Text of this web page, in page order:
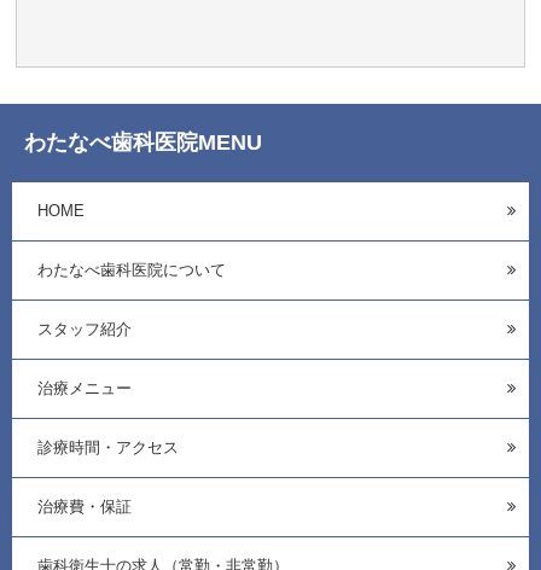
わたなべ歯科医院MENU
HOME
わたなべ歯科医院について
スタッフ紹介
治療メニュー
診療時間・アクセス
治療費・保証
歯科衛生士の求人（常勤・非常勤）